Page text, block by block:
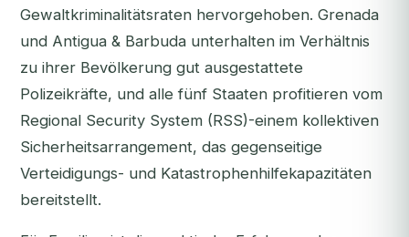
Gewaltkriminalitätsraten hervorgehoben. Grenada
und Antigua & Barbuda unterhalten im Verhältnis
zu ihrer Bevölkerung gut ausgestattete
Polizeikräfte, und alle fünf Staaten profitieren vom
Regional Security System (RSS)-einem kollektiven
Sicherheitsarrangement, das gegenseitige
Verteidigungs- und Katastrophenhilfekapazitäten
bereitstellt.